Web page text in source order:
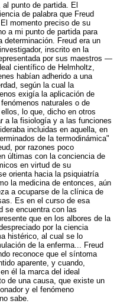
punto de partida. El
de palabra que Freud
momento preciso de su
a mi punto de partida para
Freud era un
inscrito en la
por sus maestros —
científico de Helmholtz,
habían adherido a una
según la cual la
exigía la aplicación de
naturales o de
lo que, dicho en otros
a la fisiología y a las funciones
incluidas en aquella, en
de la termodinámica"
por razones poco
últimas con la conciencia de
en virtud de su
orienta hacia la psiquiatría
la medicina de entonces, aún
a ocuparse de la clínica de
Es en el curso de esa
se encuentra con las
que en los albores de la
por la ciencia
histérico, al cual se lo
de la enferma... Freud
reconoce que el síntoma
aparente, y cuando,
él la marca del ideal
de una causa, que existe un
y el fenómeno
sabe.